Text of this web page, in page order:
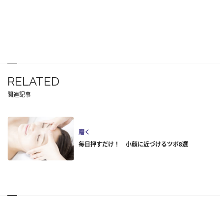
RELATED
関連記事
磨く
毎日押すだけ！ 小顔に近づけるツボ8選